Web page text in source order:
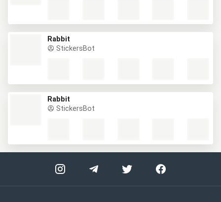
Rabbit
StickersBot
Rabbit
StickersBot